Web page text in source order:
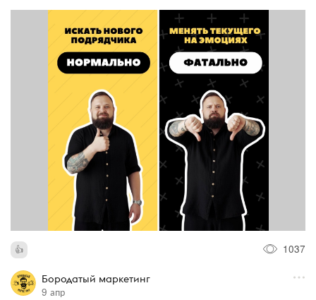
1037
Бородатый маркетинг
9 апр